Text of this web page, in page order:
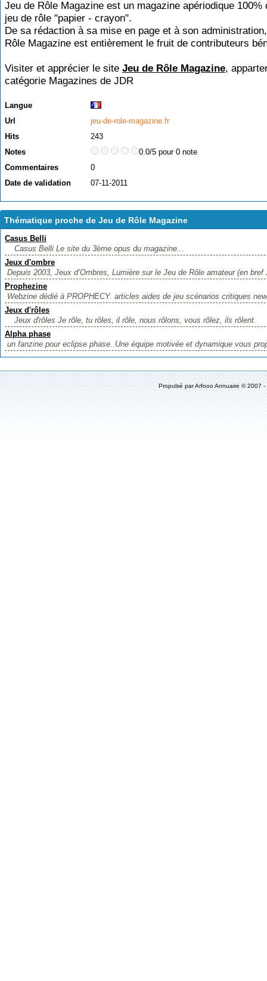
Jeu de Rôle Magazine est un magazine apériodique 100%
jeu de rôle "papier - crayon".
De sa rédaction à sa mise en page et à son
Rôle Magazine est entièrement le fruit de contributeurs
Visiter et apprécier le site Jeu de Rôle Magazine,
catégorie Magazines de JDR
Langue
Url
jeu-de-role-magazine.fr
Hits
243
Notes
0.0/5 pour 0 note
Commentaires
0
Date de validation
07-11-2011
Thématique proche de Jeu de Rôle Magazine
Casus Belli
Casus Belli Le site du 3ème opus du magazine...
Jeux d'ombre
Depuis 2003, Jeux d’Ombres, Lumière sur le Jeu de Rôle amateur (en bref
Prophezine
Webzine dédié à PROPHECY. articles aides de jeu scénarios critiques
Jeux d'rôles
Jeux d'rôles Je rôle, tu rôles, il rôle, nous rôlons, vous rôlez, ils rôlent.
Alpha phase
un fanzine pour eclipse phase. Une équipe motivée et dynamique vous
Propulsé parArfooo Annuaire © 2007